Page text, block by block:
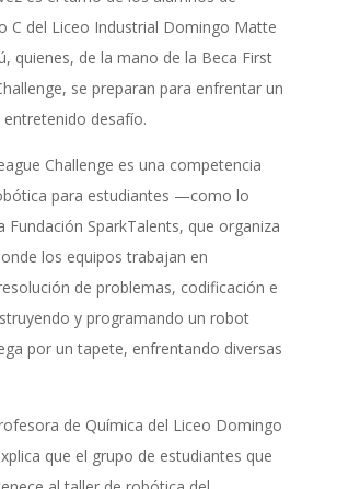
C del Liceo Industrial Domingo Matte
quienes, de la mano de la Beca First
se preparan para enfrentar un
desafío.
Challenge es una competencia
para estudiantes —como lo
Fundación SparkTalents, que organiza
los equipos trabajan en
de problemas, codificación e
y programando un robot
por un tapete, enfrentando diversas
de Química del Liceo Domingo
que el grupo de estudiantes que